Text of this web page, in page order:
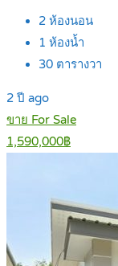
2 ห้องนอน
1 ห้องน้ำ
30 ตารางวา
2 ปี ago
ขาย For Sale
1,590,000฿